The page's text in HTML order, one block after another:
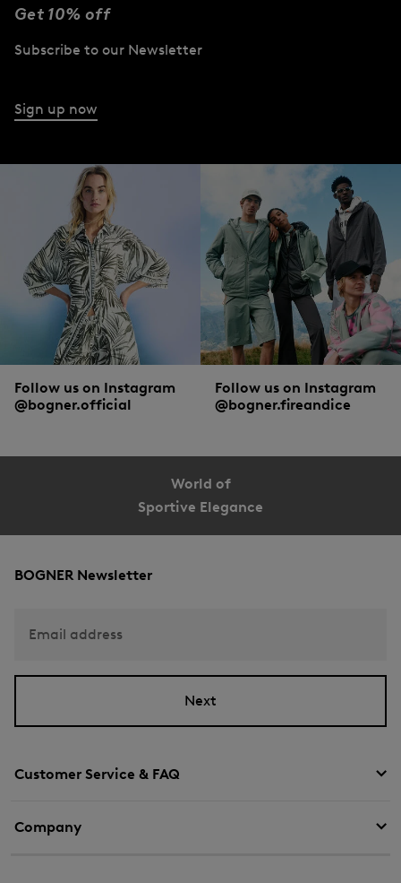
Get 10% off
Subscribe to our Newsletter
Sign up now
Follow us on Instagram
@bogner.official
Follow us on Instagram
@bogner.fireandice
World of
Sportive Elegance
Customer Service & FAQ
Company
BOGNER Newsletter
Email address
Next